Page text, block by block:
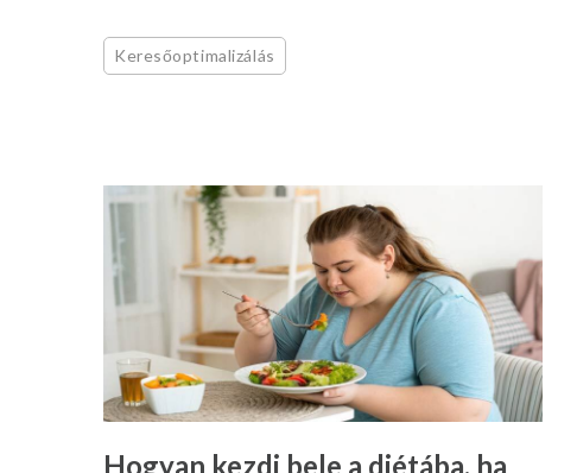
Keresőoptimalizálás
Hogyan kezdj bele a diétába, ha